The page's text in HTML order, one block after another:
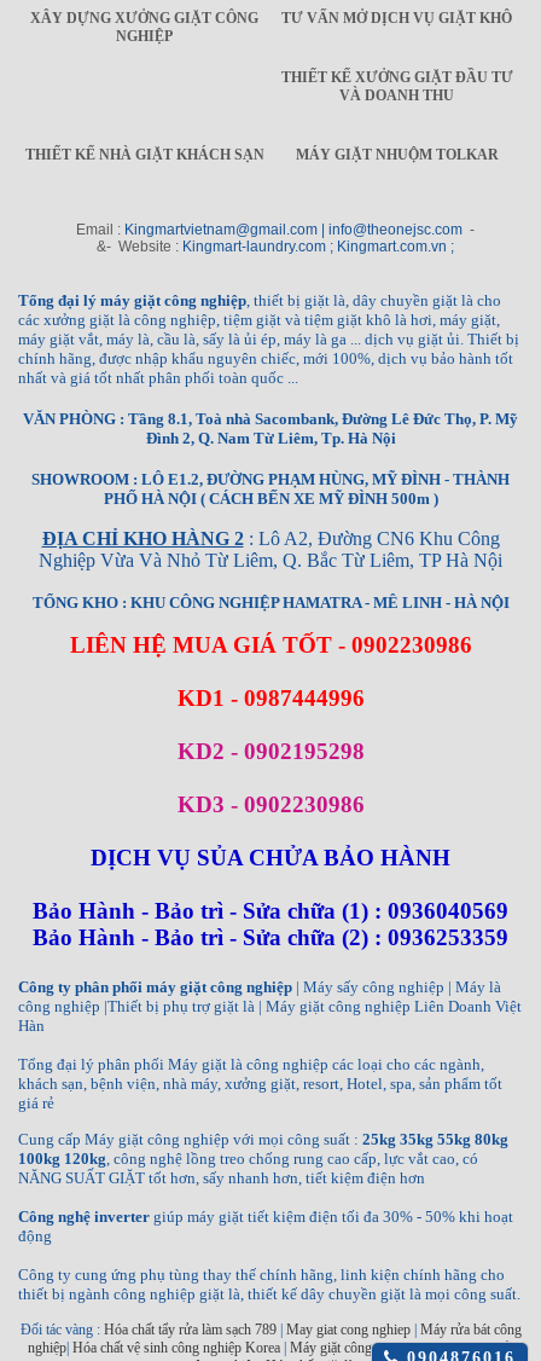
XÂY DỰNG XƯỞNG GIẶT CÔNG
NGHIỆP
TƯ VẤN MỞ DỊCH VỤ GIẶT KHÔ
THIẾT KẾ XƯỞNG GIẶT ĐẦU TƯ
VÀ DOANH THU
THIẾT KẾ NHÀ GIẶT KHÁCH SẠN MÁY GIẶT NHUỘM TOLKAR
Email : Kingmartvietnam@gmail.com | info@theonejsc.com -
&- Website : Kingmart-laundry.com ; Kingmart.com.vn ;
Click
Tổng đại lý máy giặt công nghiệp, thiết bị giặt là, dây chuyền giặt là cho
các xưởng giặt là công nghiệp, tiệm giặt và tiệm giặt khô là hơi, máy giặt,
máy giặt vắt, máy là, cầu là, sấy là ủi ép, máy là ga ... dịch vụ giặt ủi. Thiết bị
chính hãng, được nhập khẩu nguyên chiếc, mới 100%, dịch vụ bảo hành tốt
nhất và giá tốt nhất phân phối toàn quốc ...
VĂN PHÒNG : Tầng 8.1, Toà nhà Sacombank, Đường Lê Đức Thọ, P. Mỹ
Đình 2, Q. Nam Từ Liêm, Tp. Hà Nội
SHOWROOM : LÔ E1.2, ĐƯỜNG PHẠM HÙNG, MỸ ĐÌNH - THÀNH
PHỐ HÀ NỘI ( CÁCH BẾN XE MỸ ĐÌNH 500m )
ĐỊA CHỈ KHO HÀNG 2: Lô A2, Đường CN6 Khu Công
Nghiệp Vừa Và Nhỏ Từ Liêm, Q. Bắc Từ Liêm, TP Hà Nội
TỔNG KHO : KHU CÔNG NGHIỆP HAMATRA - MÊ LINH - HÀ NỘI
LIÊN HỆ MUA GIÁ TỐT - 0902230986
KD1 - 0987444996
KD2 - 0902195298
KD3 - 0902230986
DỊCH VỤ SỦA CHỬA BẢO HÀNH
Bảo Hành - Bảo trì - Sửa chữa (1) : 0936040569
Bảo Hành - Bảo trì - Sửa chữa (2) : 0936253359
Công ty phân phối máy giặt công nghiệp | Máy sấy công nghiệp | Máy là
công nghiệp |Thiết bị phụ trợ giặt là | Máy giặt công nghiệp Liên Doanh Việt
Hàn
Tổng đại lý phân phối Máy giặt là công nghiệp các loại cho các ngành,
khách sạn, bệnh viện, nhà máy, xưởng giặt, resort, Hotel, spa, sản phẩm tốt
giá rẻ
Cung cấp Máy giặt công nghiệp với mọi công suất : 25kg 35kg 55kg 80kg
100kg 120kg , công nghệ lồng treo chống rung cao cấp, lực vắt cao, có
NĂNG SUẤT GIẶT tốt hơn, sấy nhanh hơn, tiết kiệm điện hơn
Công nghệ inverter giúp máy giặt tiết kiệm điện tối đa 30% - 50% khi hoạt
động
Công ty cung ứng phụ tùng thay thế chính hãng, linh kiện chính hãng cho
thiết bị ngành công nghiệp giặt là, thiết kế dây chuyền giặt là mọi công suất.
Đối tác vàng : Hóa chất tẩy rửa làm sạch 789| May giat cong nghiep| Máy rửa bát công
nghiệp| Hóa chất vệ sinh công nghiệp Korea| Máy giặt công nghiệp INKO|Máy sấy